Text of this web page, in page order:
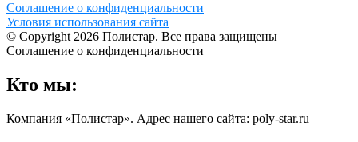
Соглашение о конфиденциальности
Условия использования сайта
© Copyright 2026 Полистар. Все права защищены
Соглашение о конфиденциальности
Кто мы:
Компания «Полистар». Адрес нашего сайта: poly-star.ru